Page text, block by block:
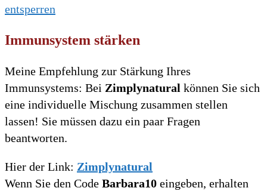
entsperren
Immunsystem stärken
Meine Empfehlung zur Stärkung Ihres
Immunsystems: Bei Zimplynatural können Sie sich
eine individuelle Mischung zusammen stellen
lassen! Sie müssen dazu ein paar Fragen
beantworten.
Hier der Link: Zimplynatural
Wenn Sie den Code Barbara10 eingeben, erhalten